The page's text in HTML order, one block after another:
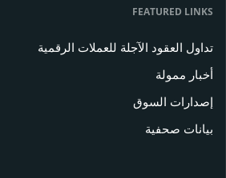
FEATURED LINKS
تداول العقود الآجلة للعملات الرقمية
أخبار ممولة
إصدارات السوق
بيانات صحفية